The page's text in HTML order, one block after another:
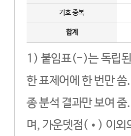
기호 중복
합계
1) 붙임표(-)는 독립된
한 표제어에 한 번만
종 분석 결과만 보여
며, 가운뎃점(•) 이외